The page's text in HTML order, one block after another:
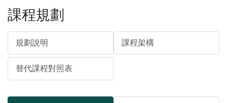
課程規劃
規劃說明 課程架構
替代課程對照表